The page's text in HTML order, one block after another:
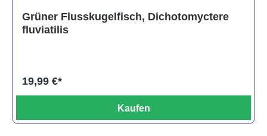
Grüner Flusskugelfisch, Dichotomyctere
fluviatilis
19,99 €*
Kaufen